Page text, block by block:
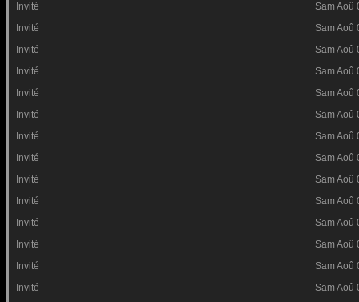
Invité
Sam Aoû
Invité
Sam Aoû
Invité
Sam Aoû
Invité
Sam Aoû
Invité
Sam Aoû
Invité
Sam Aoû
Invité
Sam Aoû
Invité
Sam Aoû
Invité
Sam Aoû
Invité
Sam Aoû
Invité
Sam Aoû
Invité
Sam Aoû
Invité
Sam Aoû
Invité
Sam Aoû